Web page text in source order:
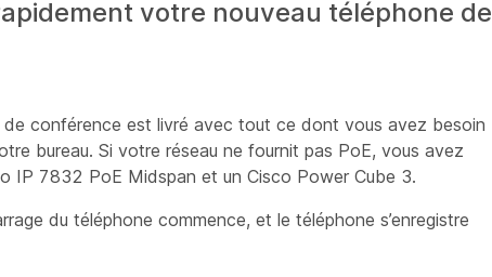
votre nouveau téléphone de
conférence est livré avec tout ce dont vous avez besoin
bureau. Si votre réseau ne fournit pas PoE, vous avez
IP 7832 PoE Midspan et un Cisco Power Cube 3.
du téléphone commence, et le téléphone s’enregistre